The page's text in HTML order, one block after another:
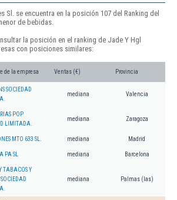
Sl. se encuentra en la posición 107 del Ranking del
de bebidas.
la posición en el ranking de Jade Y Hgl
con posiciones similares:
de la empresa Ventas (€) Provincia
SOCIEDAD
mediana Valencia
POP
LIMITADA.
mediana Zaragoza
MTO 633 SL. mediana Madrid
PA SL mediana Barcelona
TABACOS Y
SOCIEDAD
mediana Palmas (las)